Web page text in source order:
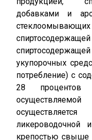
добавками и
укупорочных
потребление) с
28 процентов
ликероводочной
крепостью свыше